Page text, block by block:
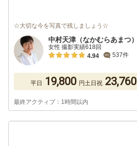
☆大切な今を写真で残しましょう☆
中村天津（なかむらあまつ）
女性 撮影実績618回
4.94
537件
平日 19,800 円土日祝 23,760
最終アクティブ：1時間以内